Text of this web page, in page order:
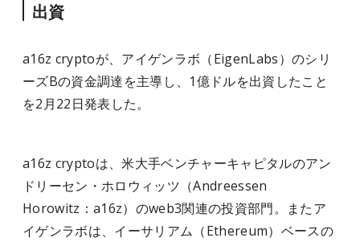
出資
a16z cryptoが、アイゲンラボ（EigenLabs）のシリ
ーズBの資金調達を主導し、1億ドルを出資したこと
を2月22日発表した。
a16z cryptoは、米大手ベンチャーキャピタルのアン
ドリーセン・ホロウィッツ（Andreessen
Horowitz：a16z）のweb3関連の投資部門。またア
イゲンラボは、イーサリアム（Ethereum）ベースの